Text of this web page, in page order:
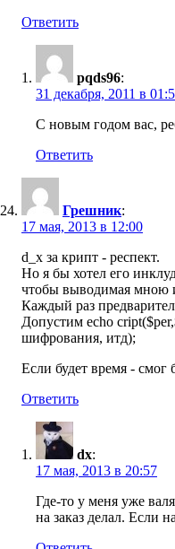
Ответить
pqds96:
31 декабря, 2011 в
С новым годом вас,
Ответить
Грешник:
17 мая, 2013 в 12:00
d_x за крипт - респект.
Но я бы хотел его
чтобы выводимая мною
Каждый раз
Допустим echo
шифрования, итд);
Если будет время - смог
Ответить
dx:
17 мая, 2013 в 20:57
Где-то у меня уже
на заказ делал. Если